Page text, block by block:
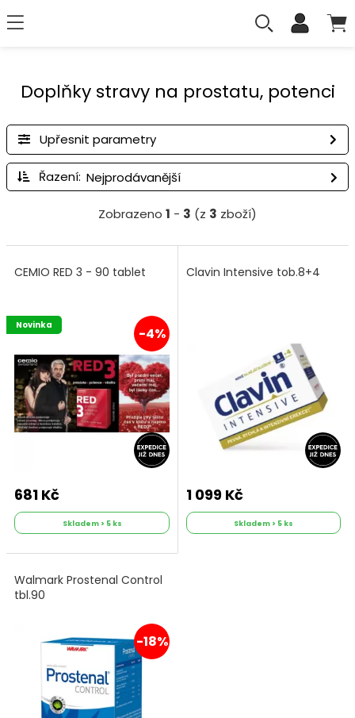
Doplňky stravy na prostatu, potenci
Upřesnit parametry
Řazení:
Zobrazeno 1 - 3 (z 3 zboží)
CEMIO RED 3 - 90 tablet
-4%
Novinka
681 Kč
Skladem > 5 ks
Clavin Intensive tob.8+4
1 099 Kč
Skladem > 5 ks
Walmark Prostenal Control
tbl.90
-18%